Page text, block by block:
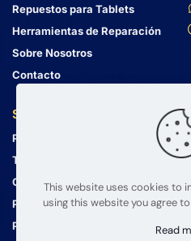
Repuestos para Tablets
Herramientas de Reparación
Sobre Nosotros
Contacto
Servicio al Cliente
Política de Privacidad
Términos y Condiciones
Guía de Envío
Política de Devolución
Preguntas Frecuentes
This website uses cookies to
using this website you agree
Read